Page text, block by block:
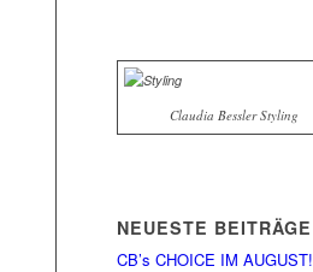
Claudia Bessler Styling
NEUESTE BEITRÄGE
CB’s CHOICE IM AUGUST!